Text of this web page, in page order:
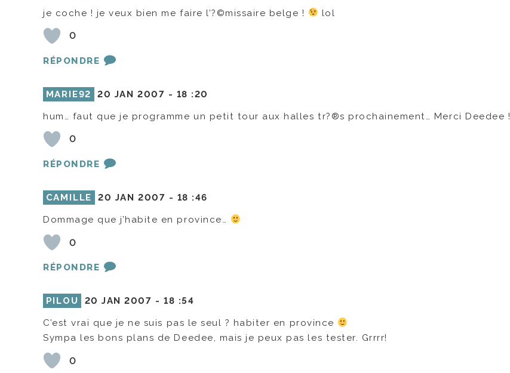
je coche ! je veux bien me faire l’?©missaire belge ! lol
0
RÉPONDRE
MARIE92 20 JAN 2007 - 18 :20
hum… faut que je programme un petit tour aux halles tr?®s prochainement… Merci Deedee !
0
RÉPONDRE
CAMILLE 20 JAN 2007 - 18 :46
Dommage que j’habite en province…
0
RÉPONDRE
PILOU 20 JAN 2007 -18 :54
C’est vrai que je ne suis pas le seul ? habiter en province
Sympa les bons plans de Deedee, mais je peux pas les tester. Grrrr!
0